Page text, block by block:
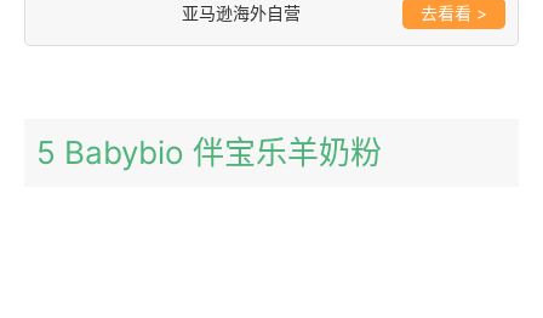
亚马逊海外自营
>
5 Babybio 伴宝乐羊奶粉